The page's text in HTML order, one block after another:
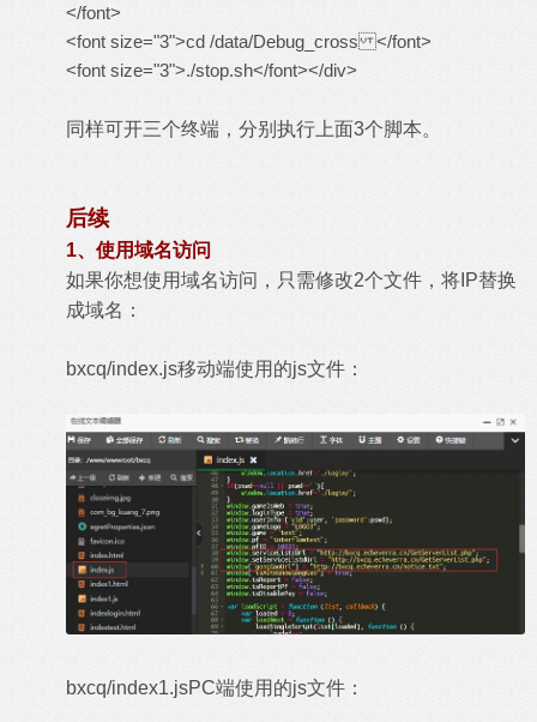
</font>
<font size="3">cd /data/Debug_cross </font>
<font size="3">./stop.sh</font></div>
同样可开三个终端，分别执行上面3个脚本。
后续
1、使用域名访问
如果你想使用域名访问，只需修改2个文件，将IP替换
成域名：
​​bxcq/index.js​​移动端使用的js文件：
​​bxcq/index1.js​​PC端使用的js文件：